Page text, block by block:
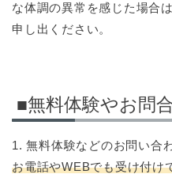
な体調の異常を感じた場合
申し出ください。
■無料体験やお問
1. 無料体験などのお問い合
お電話やWEBでも受け付け